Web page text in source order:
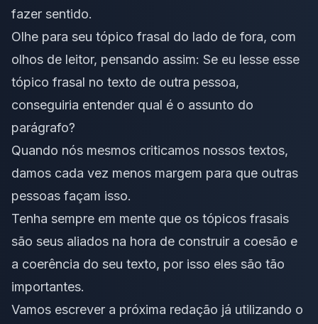
fazer sentido.
Olhe para seu tópico frasal do lado de fora, com
olhos de leitor, pensando assim: Se eu lesse esse
tópico frasal no texto de outra pessoa,
conseguiria entender qual é o assunto do
parágrafo?
Quando nós mesmos criticamos nossos textos,
damos cada vez menos margem para que outras
pessoas façam isso.
Tenha sempre em mente que os tópicos frasais
são seus aliados na hora de construir a coesão e
a coerência do seu texto, por isso eles são tão
importantes.
Vamos escrever a próxima redação já utilizando o